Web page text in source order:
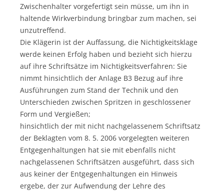
Zwischenhalter vorgefertigt sein müsse, um ihn in
haltende Wirkverbindung bringbar zum machen, sei
unzutreffend.
Die Klägerin ist der Auffassung, die Nichtigkeitsklage
werde keinen Erfolg haben und bezieht sich hierzu
auf ihre Schriftsätze im Nichtigkeitsverfahren: Sie
nimmt hinsichtlich der Anlage B3 Bezug auf ihre
Ausführungen zum Stand der Technik und den
Unterschieden zwischen Spritzen in geschlossener
Form und Vergießen;
hinsichtlich der mit nicht nachgelassenem Schriftsatz
der Beklagten vom 8. 5. 2006 vorgelegten weiteren
Entgegenhaltungen hat sie mit ebenfalls nicht
nachgelassenen Schriftsätzen ausgeführt, dass sich
aus keiner der Entgegenhaltungen ein Hinweis
ergebe, der zur Aufwendung der Lehre des